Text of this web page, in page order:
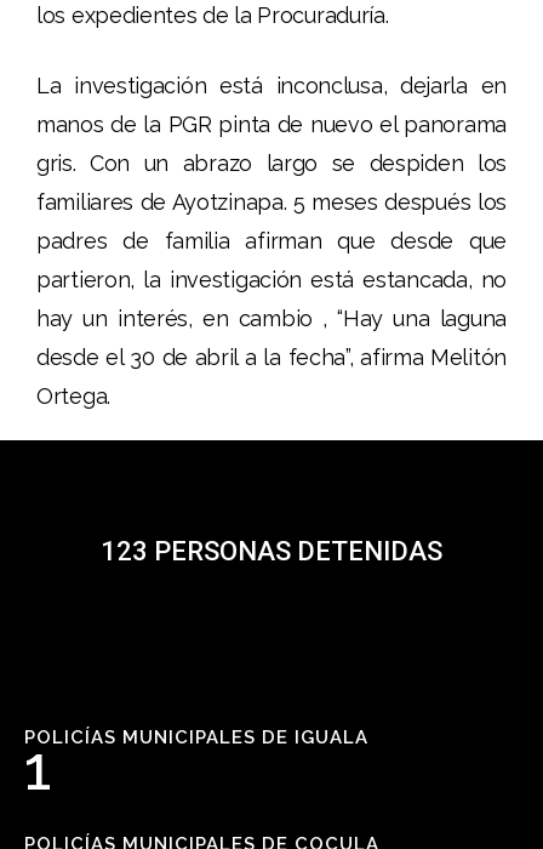
los expedientes de la Procuraduría.
La investigación está inconclusa, dejarla en
manos de la PGR pinta de nuevo el panorama
gris. Con un abrazo largo se despiden los
familiares de Ayotzinapa. 5 meses después los
padres de familia afirman que desde que
partieron, la investigación está estancada, no
hay un interés, en cambio , “Hay una laguna
desde el 30 de abril a la fecha”, afirma Melitón
Ortega.
123 PERSONAS DETENIDAS
POLICÍAS MUNICIPALES DE IGUALA
1
POLICÍAS MUNICIPALES DE COCULA